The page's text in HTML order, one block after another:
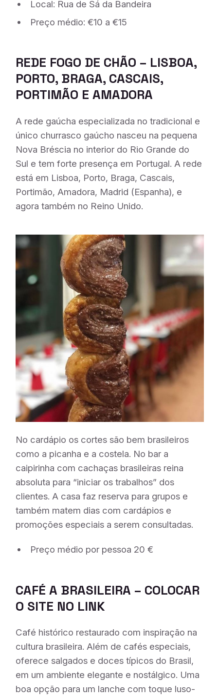
Local: Rua de Sá da Bandeira
Preço médio: €10 a €15
REDE FOGO DE CHÃO – LISBOA,
PORTO, BRAGA, CASCAIS,
PORTIMÃO E AMADORA
A rede gaúcha especializada no tradicional e
único churrasco gaúcho nasceu na pequena
Nova Bréscia no interior do Rio Grande do
Sul e tem forte presença em Portugal. A rede
está em Lisboa, Porto, Braga, Cascais,
Portimão, Amadora, Madrid (Espanha), e
agora também no Reino Unido.
No cardápio os cortes são bem brasileiros
como a picanha e a costela. No bar a
caipirinha com cachaças brasileiras reina
absoluta para “iniciar os trabalhos” dos
clientes. A casa faz reserva para grupos e
também matem dias com cardápios e
promoções especiais a serem consultadas.
Preço médio por pessoa 20 €
CAFÉ A BRASILEIRA – COLOCAR
O SITE NO LINK
Café histórico restaurado com inspiração na
cultura brasileira. Além de cafés especiais,
oferece salgados e doces típicos do Brasil,
em um ambiente elegante e nostálgico. Uma
boa opção para um lanche com toque luso-